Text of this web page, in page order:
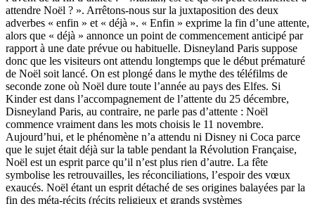
attendre Noël ? ». Arrêtons-nous sur la juxtaposition des deux
adverbes « enfin » et « déjà ». « Enfin » exprime la fin d’une attente,
alors que « déjà » annonce un point de commencement anticipé par
rapport à une date prévue ou habituelle. Disneyland Paris suppose
donc que les visiteurs ont attendu longtemps que le début prématuré
de Noël soit lancé. On est plongé dans le mythe des téléfilms de
seconde zone où Noël dure toute l’année au pays des Elfes. Si
Kinder est dans l’accompagnement de l’attente du 25 décembre,
Disneyland Paris, au contraire, ne parle pas d’attente : Noël
commence vraiment dans les mots choisis le 11 novembre.
Aujourd’hui, et le phénomène n’a attendu ni Disney ni Coca parce
que le sujet était déjà sur la table pendant la Révolution Française,
Noël est un esprit parce qu’il n’est plus rien d’autre. La fête
symbolise les retrouvailles, les réconciliations, l’espoir des vœux
exaucés. Noël étant un esprit détaché de ses origines balayées par la
fin des méta-récits (récits religieux et grands systèmes